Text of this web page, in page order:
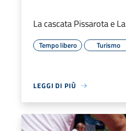
La cascata Pissarota e
Tempo libero Turismo
LEGGI DI PIÙ